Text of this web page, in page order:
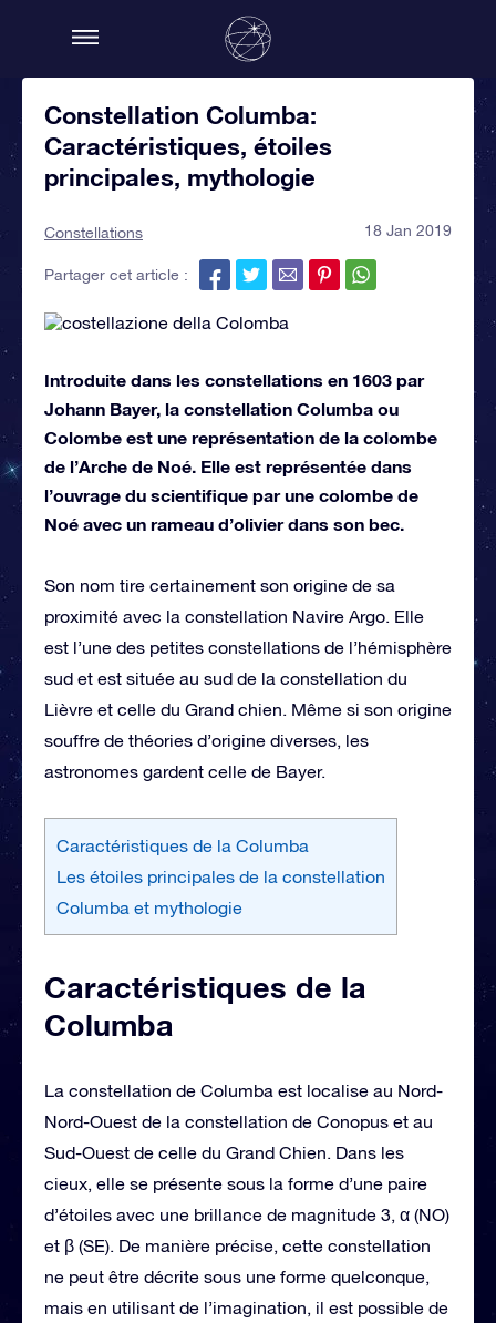
Constellation Columba:
Caractéristiques, étoiles
principales, mythologie
Constellations 18 Jan 2019
Partager cet article :
Introduite dans les constellations en 1603 par
Johann Bayer, la constellation Columba ou
Colombe est une représentation de la colombe
de l’Arche de Noé. Elle est représentée dans
l’ouvrage du scientifique par une colombe de
Noé avec un rameau d’olivier dans son bec.
Son nom tire certainement son origine de sa
proximité avec la constellation Navire Argo. Elle
est l’une des petites constellations de l’hémisphère
sud et est située au sud de la constellation du
Lièvre et celle du Grand chien. Même si son origine
souffre de théories d’origine diverses, les
astronomes gardent celle de Bayer.
Caractéristiques de la Columba
Les étoiles principales de la constellation
Columba et mythologie
Caractéristiques de la
Columba
La constellation de Columba est localise au Nord-
Nord-Ouest de la constellation de Conopus et au
Sud-Ouest de celle du Grand Chien. Dans les
cieux, elle se présente sous la forme d’une paire
d’étoiles avec une brillance de magnitude 3, α (NO)
et β (SE). De manière précise, cette constellation
ne peut être décrite sous une forme quelconque,
mais en utilisant de l’imagination, il est possible de